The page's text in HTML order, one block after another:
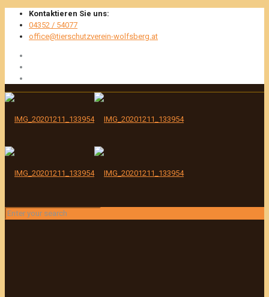
Kontaktieren Sie uns:
04352 / 54077
office@tierschutzverein-wolfsberg.at